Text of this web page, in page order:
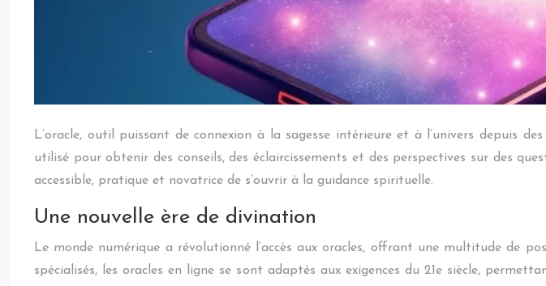
L’oracle, outil puissant de connexion à la sagesse intérieure et à l’univers depuis
utilisé pour obtenir des conseils, des éclaircissements et des perspectives sur des
accessible, pratique et novatrice de s’ouvrir à la guidance spirituelle.
Une nouvelle ère de divination
Le monde numérique a révolutionné l’accès aux oracles, offrant une multitude de
spécialisés, les oracles en ligne se sont adaptés aux exigences du 21e siècle,